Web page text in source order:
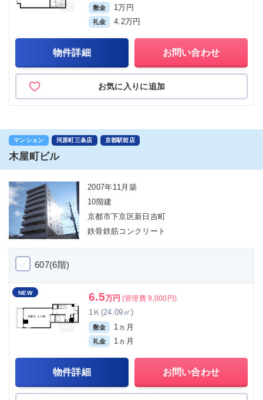
敷金 1万円
礼金 4.2万円
物件詳細 お問い合わせ
お気に入りに追加
マンション 河原町三条店 京都駅前店
木屋町ビル
2007年11月築
10階建
京都市下京区新日吉町
鉄骨鉄筋コンクリート
607(6階)
NEW 6.5万円 (管理費 9,000円)
1Ｋ(24.09㎡)
敷金 1ヵ月
礼金 1ヵ月
物件詳細 お問い合わせ